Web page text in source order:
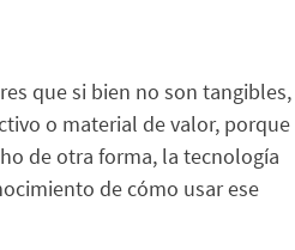
que si bien no son tangibles,
o material de valor, porque
de otra forma, la tecnología
de cómo usar ese